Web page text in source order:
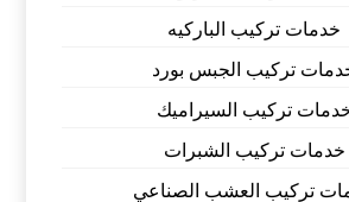
خدمات تركيب الباركيه
تركيب الجبس بورد
تركيب السيراميك
خدمات تركيب الشبرات
تركيب العشب الصناعي